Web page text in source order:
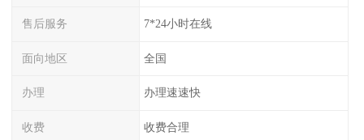
售后服务 7*24小时在线
面向地区 全国
办理 办理速速快
收费 收费合理